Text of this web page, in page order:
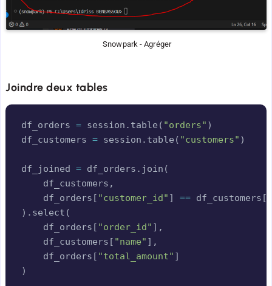
Snowpark - Agréger
Joindre deux tables
df_orders = session . table ( "orders" )
df_customers = session . table ( "customers" )
df_joined = df_orders . join (
    df_customers
,
    df_orders
[ "customer_id" ] == df_customers [
) . select (
    df_orders
[ "order_id" ] ,
    df_customers
[ "name" ] ,
    df_orders
[ "total_amount" ]
)